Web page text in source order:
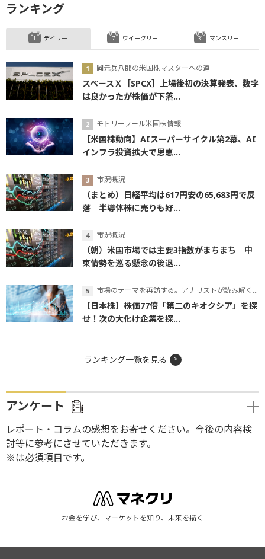
ランキング
デイリー
岡元兵八郎の米国株マスターへの道
スペースＸ［SPCX］上場後初の決算発表、数字
は良かったが株価が下落...
モトリーフール米国株情報
【米国株動向】AIスーパーサイクル第2幕、AI
インフラ投資拡大で恩恵...
市況概況
（まとめ）日経平均は617円安の65,683円で反
落 半導体株に売りも好...
市況概況
（朝）米国市場では主要3指数がまちまち 中
東情勢を巡る懸念の後退...
市場のテーマを再訪する。アナリストが読み解くテーマの本質
【日本株】株価77倍「第二のキオクシア」を探
せ！次の大化け企業を探...
ウイークリー マンスリー
ランキング一覧を見る
アンケート
レポート・コラムの感想をお寄せください。今後の内容検
討等に参考にさせていただきます。
※は必須項目です。
お金を学び、マーケットを知り、未来を描く